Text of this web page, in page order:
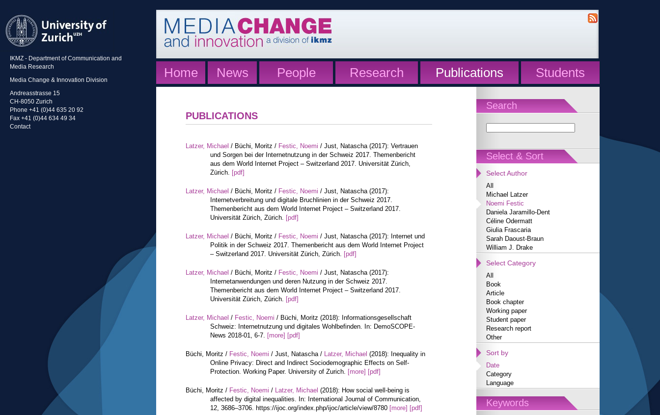
IKMZ - Department of Communication and
Media Research
Media Change & Innovation Division
Andreasstrasse 15
CH-8050 Zurich
Phone +41 (0)44 635 20 92
Fax +41 (0)44 634 49 34
Contact
Home News People Research Publications Students
Search
Select & Sort
Select Author
All
Michael Latzer
Noemi Festic
Daniela Jaramillo-Dent
Céline Odermatt
Giulia Frascaria
Sarah Daoust-Braun
William J. Drake
Select Category
All
Book
Article
Book chapter
Working paper
Student paper
Research report
Other
Sort by
Date
Category
Language
Keywords
PUBLICATIONS
Latzer, Michael / Büchi, Moritz / Festic, Noemi / Just, Natascha (2017): Vertrauen
und Sorgen bei der Internetnutzung in der Schweiz 2017. Themenbericht
aus dem World Internet Project – Switzerland 2017. Universität Zürich,
Zürich. [pdf]
Latzer, Michael / Büchi, Moritz / Festic, Noemi / Just, Natascha (2017):
Internetverbreitung und digitale Bruchlinien in der Schweiz 2017.
Themenbericht aus dem World Internet Project – Switzerland 2017.
Universität Zürich, Zürich. [pdf]
Latzer, Michael / Büchi, Moritz / Festic, Noemi / Just, Natascha (2017): Internet und
Politik in der Schweiz 2017. Themenbericht aus dem World Internet Project
– Switzerland 2017. Universität Zürich, Zürich. [pdf]
Latzer, Michael / Büchi, Moritz / Festic, Noemi / Just, Natascha (2017):
Internetanwendungen und deren Nutzung in der Schweiz 2017.
Themenbericht aus dem World Internet Project – Switzerland 2017.
Universität Zürich, Zürich. [pdf]
Latzer, Michael / Festic, Noemi / Büchi, Moritz (2018): Informationsgesellschaft
Schweiz: Internetnutzung und digitales Wohlbefinden. In: DemoSCOPE-
News 2018-01, 6-7. [more] [pdf]
Büchi, Moritz / Festic, Noemi / Just, Natascha / Latzer, Michael (2018): Inequality in
Online Privacy: Direct and Indirect Sociodemographic Effects on Self-
Protection. Working Paper. University of Zurich. [more] [pdf]
Büchi, Moritz / Festic, Noemi / Latzer, Michael (2018): How social well-being is
affected by digital inequalities. In: International Journal of Communication,
12, 3686–3706. https://ijoc.org/index.php/ijoc/article/view/8780 [more] [pdf]